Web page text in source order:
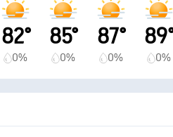
82°
0%
85°
0%
87°
0%
89°
0%